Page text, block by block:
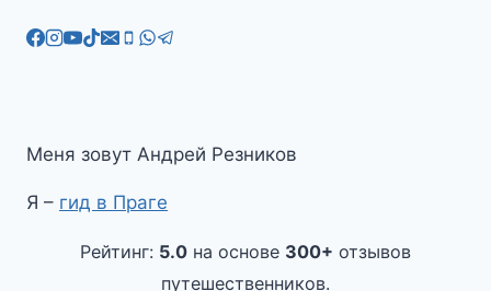
Меня зовут Андрей Резников
Я – гид в Праге
Рейтинг: 5.0 на основе 300+ отзывов
путешественников.